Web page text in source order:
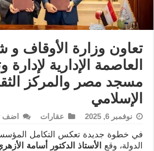
تعاون وزارة الأوقاف و
العاصمة الإدارية
مسجد مصر والمركز
الإسلامي
نوفمبر 6, 2025 عقارات اضف
في خطوة جديدة تعكس التكامل
الدولة، وقع
الأستاذ الدكتور أسامة